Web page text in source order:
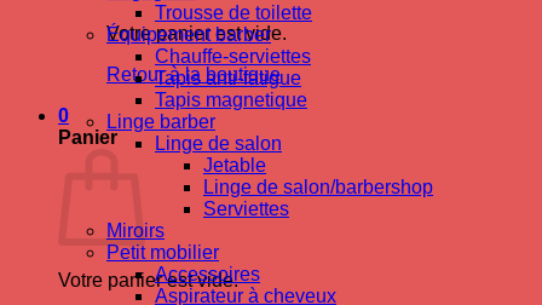
Votre panier est vide.
Retour à la boutique
0
Panier
Votre panier est vide.
Trousse de toilette
Équipement barber
Chauffe-serviettes
Tapis anti-fatigue
Tapis magnetique
Linge barber
Linge de salon
Jetable
Linge de salon/barbershop
Serviettes
Miroirs
Petit mobilier
Accessoires
Aspirateur à cheveux